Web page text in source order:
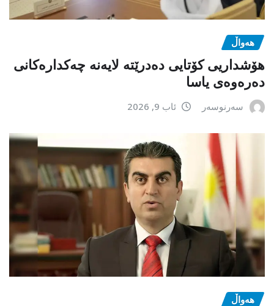
هەواڵ
هۆشداریی کۆتایی دەدرێتە لایەنە چەکدارەکانی
دەرەوەی یاسا
سەرنوسەر ئاب 9, 2026
هەواڵ